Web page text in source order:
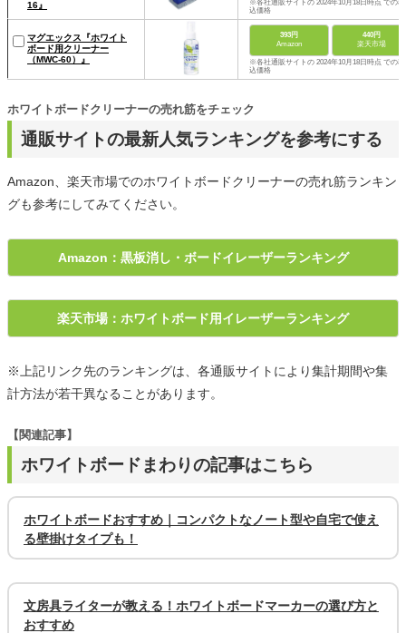
16』
※各社通販サイトの 2024年10月18日時点 での税
込価格
マグエックス『ホワイト
ボード用クリーナー
（MWC-60）』
393円
Amazon
440円
楽天市場
※各社通販サイトの 2024年10月18日時点 での税
込価格
通販サイトの最新人気ランキングを参考にする
ホワイトボードクリーナーの売れ筋をチェック
Amazon、楽天市場でのホワイトボードクリーナーの売れ筋ランキン
グも参考にしてみてください。
Amazon：黒板消し・ボードイレーザーランキング
楽天市場：ホワイトボード用イレーザーランキング
※上記リンク先のランキングは、各通販サイトにより集計期間や集
計方法が若干異なることがあります。
ホワイトボードまわりの記事はこちら
【関連記事】
ホワイトボードおすすめ｜コンパクトなノート型や自宅で使え
る壁掛けタイプも！
文房具ライターが教える！ホワイトボードマーカーの選び方と
おすすめ